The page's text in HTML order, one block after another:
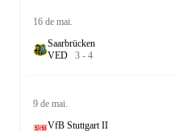
16 de mai.
Saarbrücken
VED 3 - 4
9 de mai.
VfB Stuttgart II